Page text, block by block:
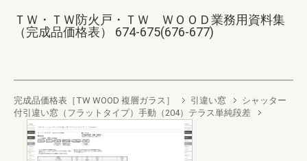
ＴＷ・ＴＷ防火戸・ＴＷ ＷＯＯＤ業務用資料集
（完成品価格表） 674-675(676-677)
完成品価格表［TW WOOD 複層ガラス］ 引違い窓
シャッター
付引違い窓（フラットタイプ）手動（204）テラス単純段差